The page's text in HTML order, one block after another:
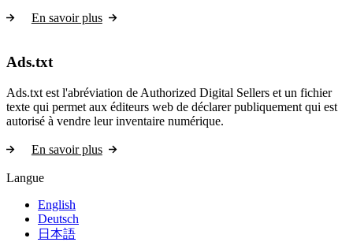
En savoir plus
Ads.txt
Ads.txt est l'abréviation de Authorized Digital Sellers et un fichier
texte qui permet aux éditeurs web de déclarer publiquement qui est
autorisé à vendre leur inventaire numérique.
En savoir plus
Langue
English
Deutsch
日本語